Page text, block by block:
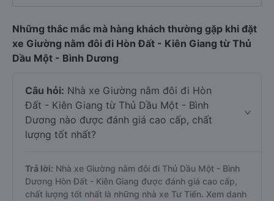
Những thắc mắc mà hàng khách thường gặp khi đặt
xe Giường nằm đôi đi Hòn Đất - Kiên Giang từ Thủ
Dầu Một - Bình Dương
Câu hỏi: Nhà xe Giường nằm đôi đi Hòn
Đất - Kiên Giang từ Thủ Dầu Một - Bình
Dương nào được đánh giá cao cấp, chất
lượng tốt nhất?
Trả lời: Nhà xe Giường nằm đôi đi Thủ Dầu Một - Bình
Dương Hòn Đất - Kiên Giang được đánh giá cao cấp,
chất lượng tốt nhất là những nhà xe Tư Tiến. Xem danh